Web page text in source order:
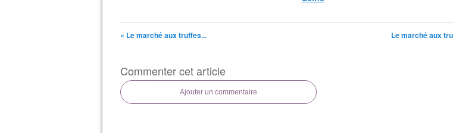
« Le marché aux truffes... Le marché aux
Commenter cet article
Ajouter un commentaire